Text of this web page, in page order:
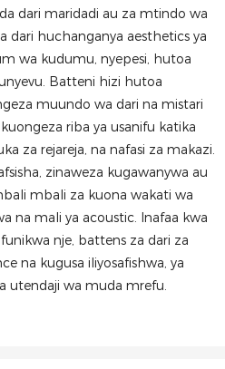
dari maridadi au za mtindo wa
dari huchanganya aesthetics ya
wa kudumu, nyepesi, hutoa
Batteni hizi hutoa
muundo wa dari na mistari
riba ya usanifu katika
za rejareja, na nafasi za makazi.
zinaweza kugawanywa au
mbali za kuona wakati wa
na mali ya acoustic. Inafaa kwa
nje, battens za dari za
na kugusa iliyosafishwa, ya
utendaji wa muda mrefu.